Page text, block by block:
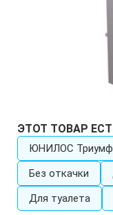
ЭТОТ ТОВАР
ЮНИЛОС Триумф
Без откачки
Для туалета